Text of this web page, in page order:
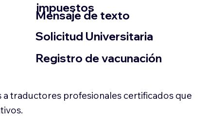
impuestos
​Mensaje de texto
​Solicitud Universitaria
Registro de vacunación
traductores profesionales certificados que